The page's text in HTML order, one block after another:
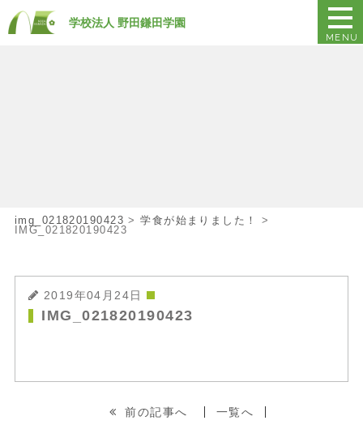
学校法人 野田鎌田学園
MENU
img_021820190423 >学食が始まりました！
>
IMG_021820190423
2019年04月24日
IMG_021820190423
前の記事へ 一覧へ